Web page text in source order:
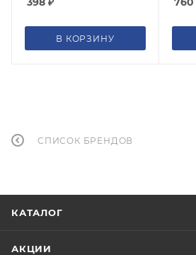
В КОРЗИНУ
СПИСОК БРЕНДОВ
КАТАЛОГ
АКЦИИ